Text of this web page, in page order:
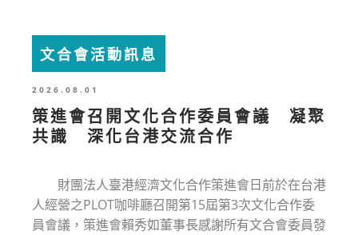
文合會活動訊息
2026.08.01
策進會召開文化合作委員會議 凝聚
共識 深化台港交流合作
財團法人臺港經濟文化合作策進會日前於在台港
人經營之PLOT咖啡廳召開第15屆第3次文化合作委
員會議，策進會賴秀如董事長感謝所有文合會委員發